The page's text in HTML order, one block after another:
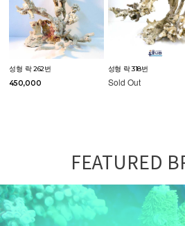
성형 락 262번
450,000
성형 락 318번
Sold Out
FEATURED